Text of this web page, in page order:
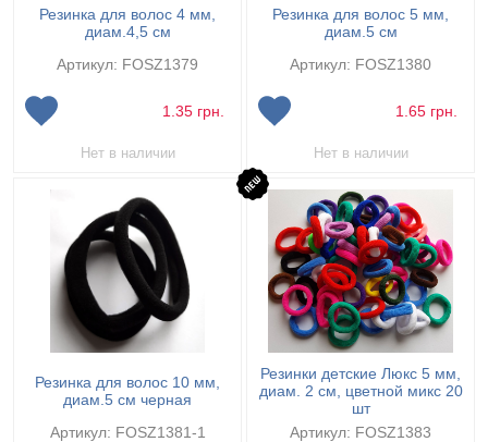
Резинка для волос 4 мм,
диам.4,5 см
Артикул: FOSZ1379
1.35 грн.
Нет в наличии
Резинка для волос 5 мм,
диам.5 см
Артикул: FOSZ1380
1.65 грн.
Нет в наличии
Резинка для волос 10 мм,
диам.5 см черная
Артикул: FOSZ1381-1
Резинки детские Люкс 5 мм,
диам. 2 см, цветной микс 20
шт
Артикул: FOSZ1383